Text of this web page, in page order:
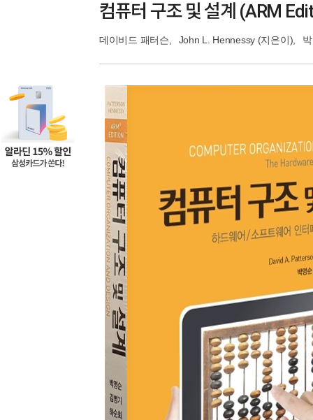
컴퓨터 구조 및 설계 (ARM
데이비드 패터슨 John L. Hennessy (지은이),